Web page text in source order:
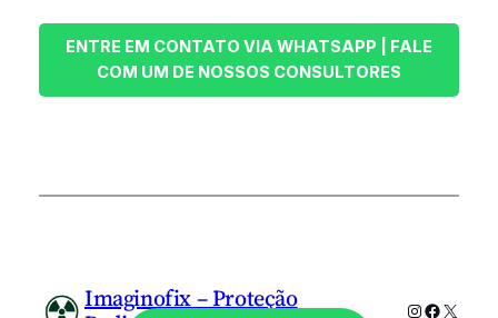
Imaginofix – Proteção
Instagram
X